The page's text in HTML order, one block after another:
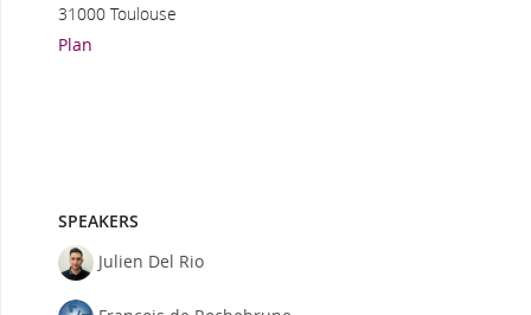
31000 Toulouse
Plan
SPEAKERS
Julien Del Rio